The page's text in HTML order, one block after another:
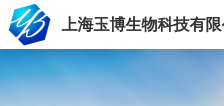
上海玉博生物科技有